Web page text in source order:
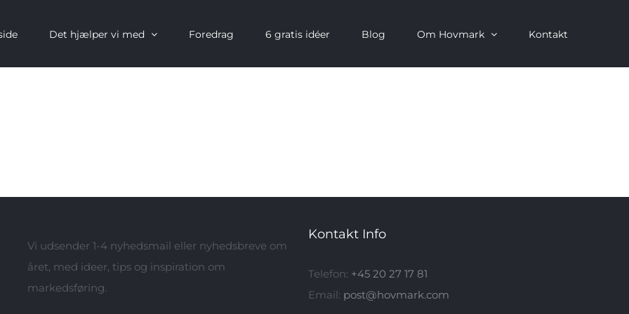
Det hjælper vi med Foredrag 6 gratis idéer Blog Om Hovmark Kontakt
Vi udsender 1-4 nyhedsmail eller nyhedsbreve om
året, med ideer, tips og inspiration om
markedsføring.
Kontakt Info
Telefon: +45 20 27 17 81
Email: post@hovmark.com